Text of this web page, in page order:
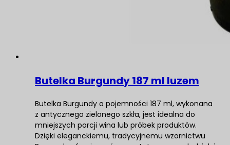
Butelka Burgundy 187 ml luzem
Butelka Burgundy o pojemności 187 ml, wykonana
z antycznego zielonego szkła, jest idealna do
mniejszych porcji wina lub próbek produktów.
Dzięki eleganckiemu, tradycyjnemu wzornictwu